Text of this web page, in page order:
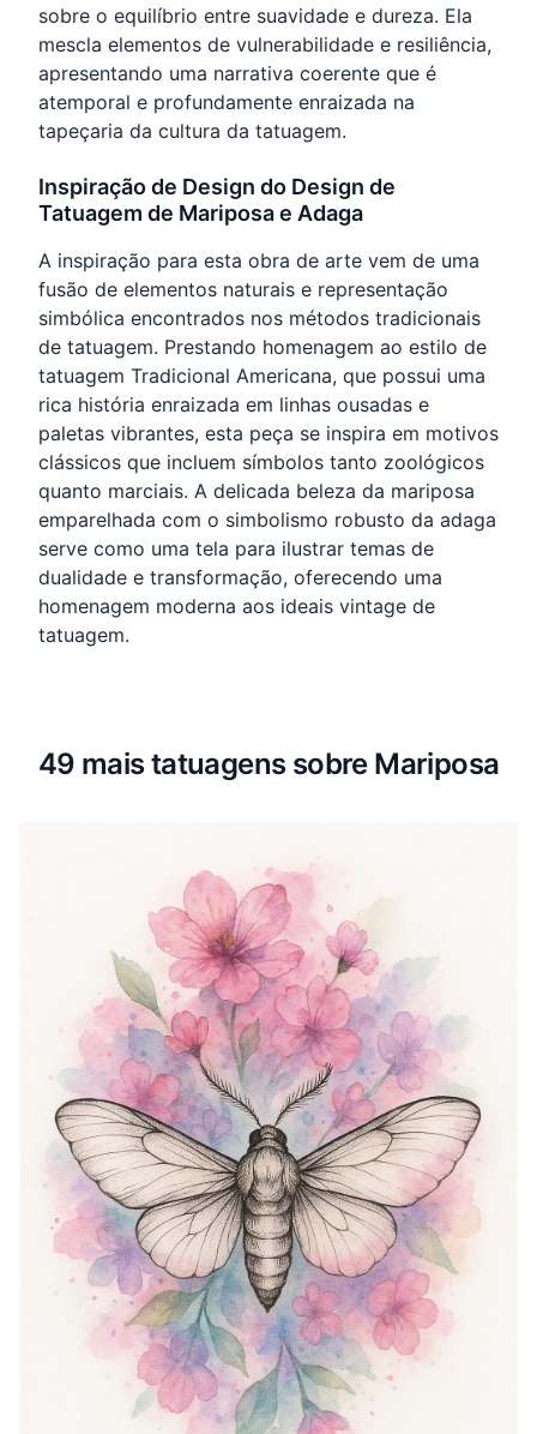
sobre o equilíbrio entre suavidade e dureza. Ela
mescla elementos de vulnerabilidade e resiliência,
apresentando uma narrativa coerente que é
atemporal e profundamente enraizada na
tapeçaria da cultura da tatuagem.
Inspiração de Design do Design de
Tatuagem de Mariposa e Adaga
A inspiração para esta obra de arte vem de uma
fusão de elementos naturais e representação
simbólica encontrados nos métodos tradicionais
de tatuagem. Prestando homenagem ao estilo de
tatuagem Tradicional Americana, que possui uma
rica história enraizada em linhas ousadas e
paletas vibrantes, esta peça se inspira em motivos
clássicos que incluem símbolos tanto zoológicos
quanto marciais. A delicada beleza da mariposa
emparelhada com o simbolismo robusto da adaga
serve como uma tela para ilustrar temas de
dualidade e transformação, oferecendo uma
homenagem moderna aos ideais vintage de
tatuagem.
49 mais tatuagens sobre Mariposa